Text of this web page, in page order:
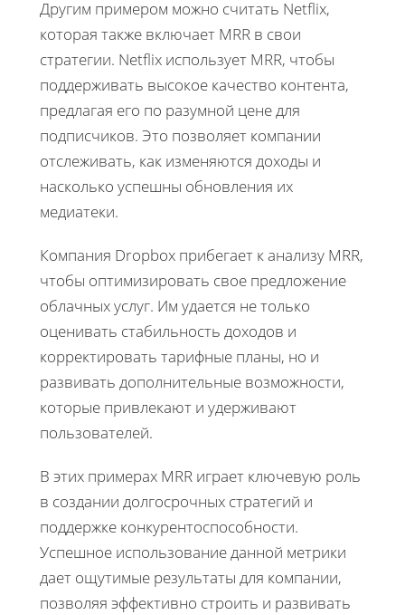
Другим примером можно считать Netflix,
которая также включает MRR в свои
стратегии. Netflix использует MRR, чтобы
поддерживать высокое качество контента,
предлагая его по разумной цене для
подписчиков. Это позволяет компании
отслеживать, как изменяются доходы и
насколько успешны обновления их
медиатеки.
Компания Dropbox прибегает к анализу MRR,
чтобы оптимизировать свое предложение
облачных услуг. Им удается не только
оценивать стабильность доходов и
корректировать тарифные планы, но и
развивать дополнительные возможности,
которые привлекают и удерживают
пользователей.
В этих примерах MRR играет ключевую роль
в создании долгосрочных стратегий и
поддержке конкурентоспособности.
Успешное использование данной метрики
дает ощутимые результаты для компании,
позволяя эффективно строить и развивать